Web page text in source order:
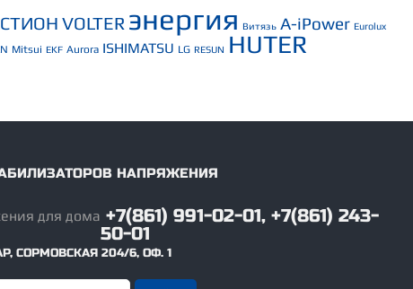
VOLTER энергия Витязь A-iPower Eurolux
Mitsui EKF Aurora ISHIMATSU LG RESUN HUTER
НАПРЯЖЕНИЯ
+7(861) 991-02-01, +7(861) 243-
50-01
, СОРМОВСКАЯ 204/6, ОФ. 1